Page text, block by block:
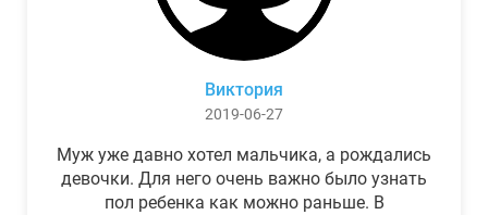
Виктория
2019-06-27
Муж уже давно хотел мальчика, а рождались
девочки. Для него очень важно было узнать
пол ребенка как можно раньше. В